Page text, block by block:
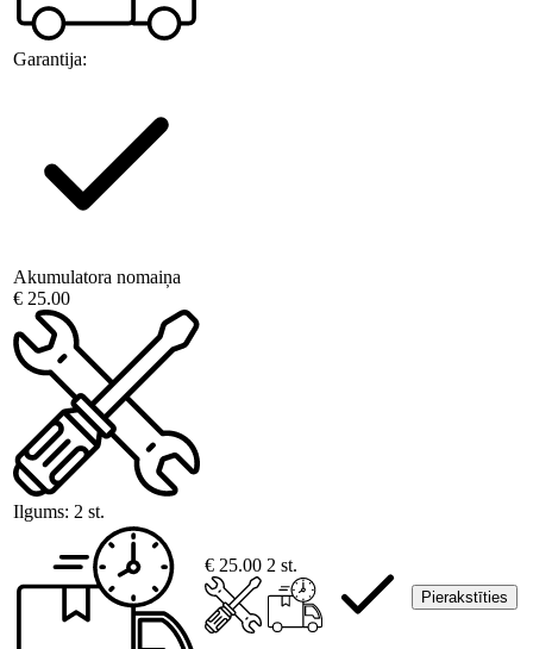
Garantija:
Akumulatora nomaiņa
€ 25.00
Ilgums: 2 st.
€ 25.00 2 st.
Pierakstīties